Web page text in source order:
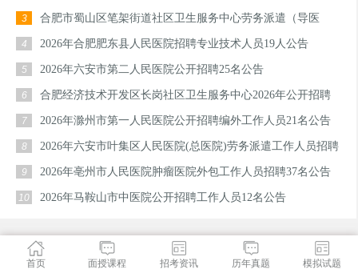
3
合肥市蜀山区笔架街道社区卫生服务中心劳务派遣（导医
岗）招聘公告
4 2026年合肥肥东县人民医院招聘专业技术人员19人公告
5 2026年六安市第二人民医院公开招聘25名公告
6
合肥经济技术开发区长岗社区卫生服务中心2026年公开招聘
劳务派遣护理人员公告
7 2026年滁州市第一人民医院公开招聘编外工作人员21名公告
8
2026年六安市叶集区人民医院(总医院)劳务派遣工作人员招聘
5名公告
9 2026年亳州市人民医院肿瘤医院外包工作人员招聘37名公告
10 2026年马鞍山市中医院公开招聘工作人员12名公告
首页 面授课程 招考资讯 历年真题 模拟试题